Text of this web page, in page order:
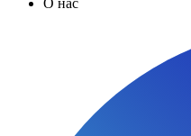
О нас